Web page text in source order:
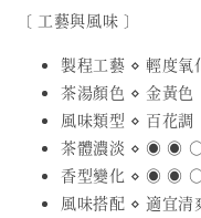
〔 工藝與風味 〕
製程工藝 ⋄ 輕度氧
茶湯顏色 ⋄ 金黃色
風味類型 ⋄ 百花調
茶體濃淡 ⋄ ◉ ◉
香型變化 ⋄ ◉ ◉
風味搭配 ⋄ 適宜清